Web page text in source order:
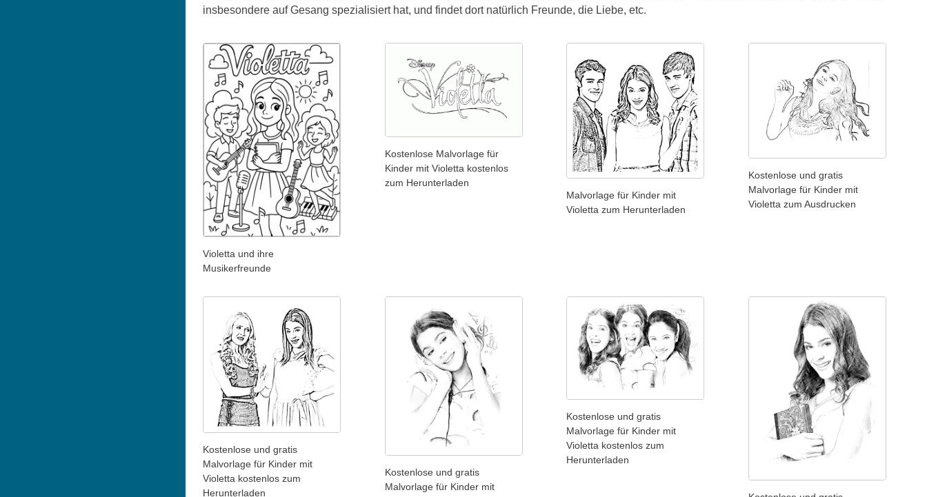
insbesondere auf Gesang spezialisiert hat, und findet dort natürlich Freunde, die Liebe, etc.
Violetta und ihre
Musikerfreunde
Kostenlose Malvorlage für
Kinder mit Violetta kostenlos
zum Herunterladen
Malvorlage für Kinder mit
Violetta zum Herunterladen
Kostenlose und gratis
Malvorlage für Kinder mit
Violetta zum Ausdrucken
Kostenlose und gratis
Malvorlage für Kinder mit
Violetta kostenlos zum
Herunterladen
Kostenlose und gratis
Malvorlage für Kinder mit
Kostenlose und gratis
Malvorlage für Kinder mit
Violetta kostenlos zum
Herunterladen